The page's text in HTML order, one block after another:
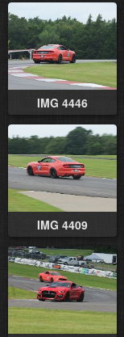
IMG 4446
IMG 4409